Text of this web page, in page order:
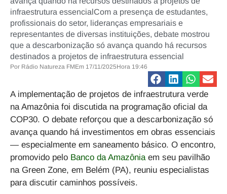
infraestrutura essencialCom a presença de estudantes,
profissionais do setor, lideranças empresariais e
representantes de diversas instituições, debate mostrou
que a descarbonização só avança quando há recursos
destinados a projetos de infraestrutura essencial
Por Rádio Natureza FMEm 17/11/2025Hora 19:46
A implementação de projetos de infraestrutura verde
na Amazônia foi discutida na programação oficial da
COP30. O debate reforçou que adescarbonização só
avança quando há investimentos em obras essenciais
— especialmente em saneamento básico. O encontro,
promovido pelo Banco da Amazôniaem seu pavilhão
na Green Zone, em Belém (PA), reuniu especialistas
para discutir caminhos possíveis.